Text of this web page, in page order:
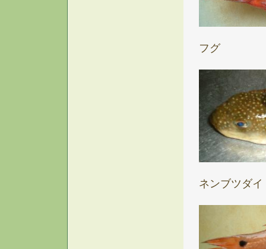
フグ
ネンブツダイ